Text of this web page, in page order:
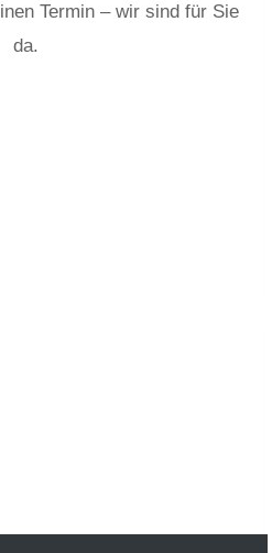
Termin – wir sind für Sie
da.